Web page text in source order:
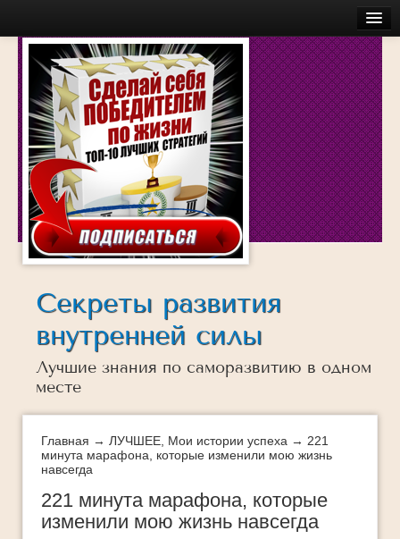
Главная
Бесплатное
Моя История
Об авторе
Обучение
Услуги
Аудио
Беседы с успешными людьми
Думай
Инсайты
Истории успеха
Как добиться успеха
Как легко и быстро похудеть
Как определить свои таланты
Секреты развития
внутренней силы
Лучшие знания по саморазвитию в одном
месте
Главная → ЛУЧШЕЕ Мои истории успеха → 221
минута марафона, которые изменили мою жизнь
навсегда
221 минута марафона, которые
изменили мою жизнь навсегда